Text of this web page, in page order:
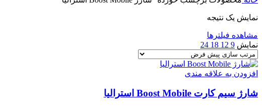
نمایش یک نتیجه
مشاهده فیلترها
نمایش 9
12
18
24
افزودن به علاقه مندی
شارژ سیم کارت Boost Mobile استرالیا